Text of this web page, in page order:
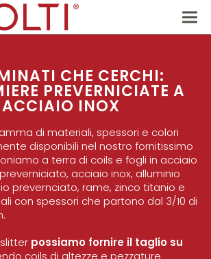
CHE CERCHI:
PREVERNICIATE A
ACCIAIO INOX
di materiali, spessori e colori
disponibili nel nostro fornitissimo
a terra di coils e fogli in acciaio
acciaio inox, alluminio
prevernciato, rame, zinco titanio e
con spessori che partono dal 3/10 di
possiamo fornire il taglio su
coils di altezze e pezzature